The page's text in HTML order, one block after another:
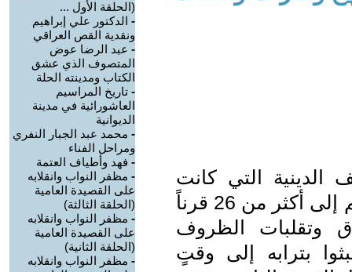
الدينية التي كانت
متواجدة فيه، حيث يرجع تأريخ وجودهم إلى أكثر من 26 قرناً
وتقلبات الظروف
بترابه إلى وقتٍ
(الحلقة الأول ...
- الدكتور علي إبراهيم
ونقدية القص العراقي
- عبد الرضا عوض
المتصوف الذي عشق
الكتاب ومدينته الحلة
- تاريخ المراسيم
العاشورائية في مدينة
الديوانية
- محمد عبد الجبار النفري
ومراحل الفناء
- فهد وأطياف العتمة
- مظفر النواب وانقلابه
على القصيدة العامية
(الحلقة الثالثة)
- مظفر النواب وانقلابه
على القصيدة العامية
(الحلقة الثانية)
- مظفر النواب وانقلابه